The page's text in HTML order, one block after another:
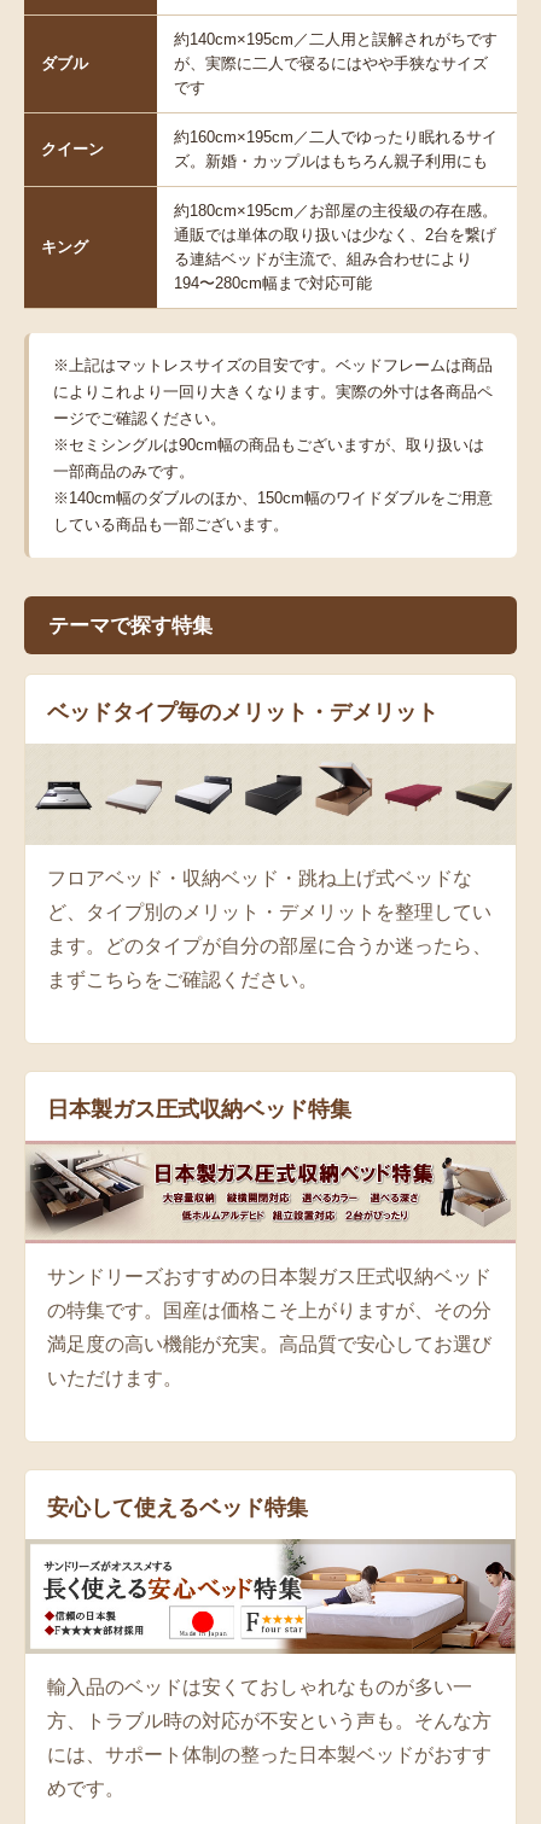
送料無料多数・激安価格を実現
実店舗を持たない通販専門店だからこそ、店舗運営
費を削減し激安価格での販売が可能です。全国のメ
ーカーから直送することで中間マージンをカット
し、多くの商品を送料無料（一部地域・一部商品を
除く）でお届けします。大型家具は午前・午後の配
送時間指定、または配送前のご連絡にも対応してい
マットレスへのこだわり
当店オリジナルのセットマットレスは、エッジサポ
ート機能や高耐久ウレタンを採用した高機能仕様。
マットレス選び診断チャートもご用意し、初めての
ベッド購入でも安心してお選びいただけます。
で翌営業日出荷に対応。配送日時指定も可能で、お
安心の購入サポート
組立設置サービス、搬入経路のご相談、マットレス
選びのアドバイスなど、通販でも安心してご購入い
ただけるサポート体制を整えています。大手法人様
への大口納品実績も多数ございます。
ダブル
約140cm×195cm／二人用と誤解されがちです
が、実際に二人で寝るにはやや手狭なサイズ
です
クイーン
約160cm×195cm／二人でゆったり眠れるサイ
ズ。新婚・カップルはもちろん親子利用にも
キング
約180cm×195cm／お部屋の主役級の存在感。
通販では単体の取り扱いは少なく、2台を繋げ
る連結ベッドが主流で、組み合わせにより
194〜280cm幅まで対応可能
※上記はマットレスサイズの目安です。ベッドフレームは商品
によりこれより一回り大きくなります。実際の外寸は各商品ペ
ージでご確認ください。
※セミシングルは90cm幅の商品もございますが、取り扱いは
一部商品のみです。
※140cm幅のダブルのほか、150cm幅のワイドダブルをご用意
している商品も一部ございます。
テーマで探す特集
ベッドタイプ毎のメリット・デメリット
フロアベッド・収納ベッド・跳ね上げ式ベッドな
ど、タイプ別のメリット・デメリットを整理してい
ます。どのタイプが自分の部屋に合うか迷ったら、
まずこちらをご確認ください。
日本製ガス圧式収納ベッド特集
サンドリーズおすすめの日本製ガス圧式収納ベッド
の特集です。国産は価格こそ上がりますが、その分
満足度の高い機能が充実。高品質で安心してお選び
いただけます。
安心して使えるベッド特集
輸入品のベッドは安くておしゃれなものが多い一
方、トラブル時の対応が不安という声も。そんな方
には、サポート体制の整った日本製ベッドがおすす
めです。